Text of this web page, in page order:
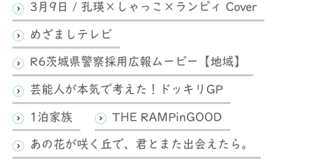
3月9日 / 孔瑛×しゃっこ×ランピィ Cover
めざましテレビ
R6茨城県警察採用広報ムービー【地域】
芸能人が本気で考えた！ドッキリGP
1泊家族 THE RAMPinGOOD
あの花が咲く丘で、君とまた出会えたら。